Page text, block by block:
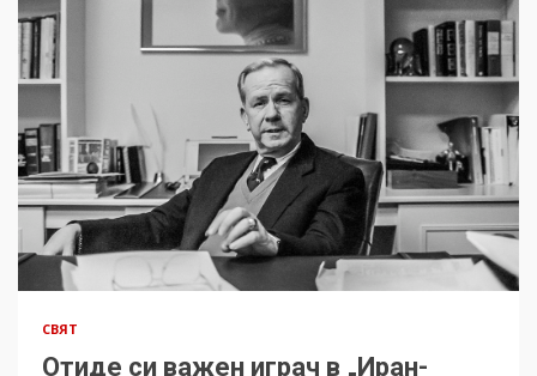
СВЯТ
Отиде си важен играч в „Иран-